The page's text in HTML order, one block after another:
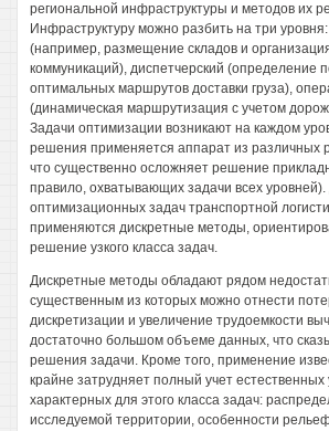
региональной инфраструктуры и методов их
Инфраструктуру можно разбить на три уровня:
(например, размещение складов и
коммуникаций), диспетчерский (определение
оптимальных маршрутов доставки груза),
(динамическая маршрутизация с учетом
Задачи оптимизации возникают на каждом
решения применяется аппарат из различных
что существенно осложняет решение
правило, охватывающих задачи всех
оптимизационных задач транспортной
применяются дискретные методы,
решение узкого класса задач.
Дискретные методы обладают рядом
существенным из которых можно отнести
дискретизации и увеличение трудоемкости
достаточно большом объеме данных, что
решения задачи. Кроме того, применение
крайне затрудняет полный учет естественных
характерных для этого класса задач:
исследуемой территории, особенности